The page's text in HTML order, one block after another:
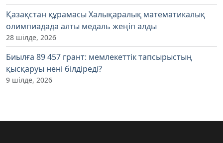
Қазақстан құрамасы Халықаралық математикалық
олимпиадада алты медаль жеңіп алды
28 шілде, 2026
Биылға 89 457 грант: мемлекеттік тапсырыстың
қысқаруы нені білдіреді?
9 шілде, 2026